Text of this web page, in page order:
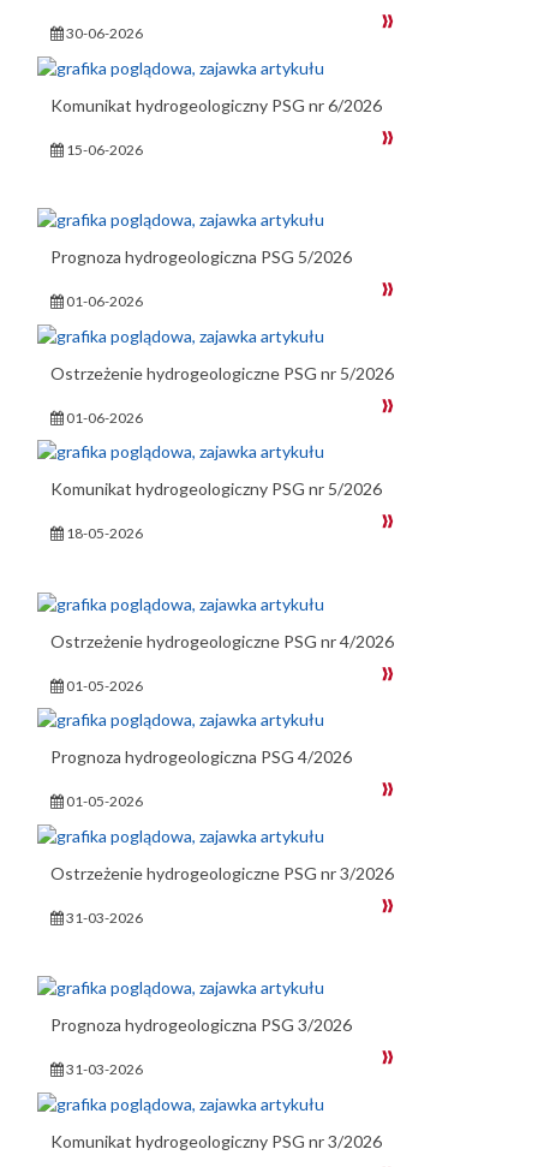
30-06-2026
Komunikat hydrogeologiczny PSG nr 6/2026
15-06-2026
Prognoza hydrogeologiczna PSG 5/2026
01-06-2026
Ostrzeżenie hydrogeologiczne PSG nr 5/2026
01-06-2026
Komunikat hydrogeologiczny PSG nr 5/2026
18-05-2026
Ostrzeżenie hydrogeologiczne PSG nr 4/2026
01-05-2026
Prognoza hydrogeologiczna PSG 4/2026
01-05-2026
Ostrzeżenie hydrogeologiczne PSG nr 3/2026
31-03-2026
Prognoza hydrogeologiczna PSG 3/2026
31-03-2026
Komunikat hydrogeologiczny PSG nr 3/2026